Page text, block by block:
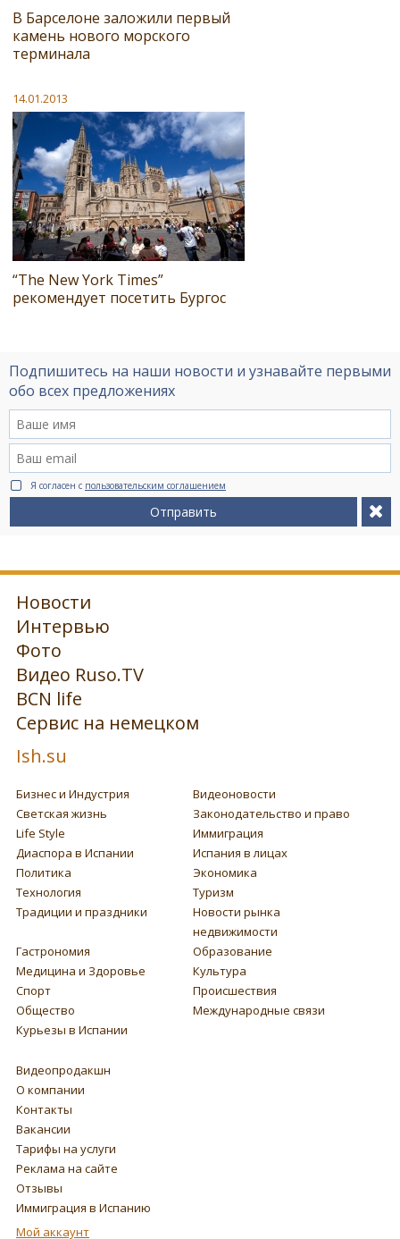
В Барселоне заложили первый
камень нового морского
терминала
14.01.2013
“The New York Times”
рекомендует посетить Бургос
Подпишитесь на наши новости и узнавайте первыми
обо всех предложениях
Я согласен с пользовательским соглашением
Отправить
Новости
Интервью
Фото
Видео Ruso.TV
BCN life
Сервис на немецком
Ish.su
Бизнес и Индустрия
Видеоновости
Светская жизнь
Законодательство и право
Life Style
Иммиграция
Диаспора в Испании
Испания в лицах
Политика
Экономика
Технология
Туризм
Традиции и праздники
Новости рынка
недвижимости
Гастрономия
Образование
Медицина и Здоровье
Культура
Спорт
Происшествия
Общество
Международные связи
Курьезы в Испании
Видеопродакшн
О компании
Контакты
Вакансии
Тарифы на услуги
Реклама на сайте
Отзывы
Иммиграция в Испанию
Мой аккаунт